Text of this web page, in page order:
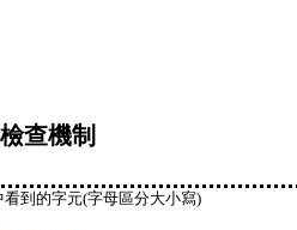
查機制
到的字元(字母區分大小寫)